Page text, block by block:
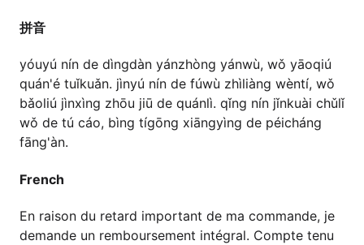
拼音
yóuyú nín de dìngdàn yánzhòng yánwù, wǒ yāoqiú
quán'é tuǐkuǎn. jìnyú nín de fúwù zhìliàng wèntí, wǒ
bǎoliú jìnxìng zhōu jiū de quánlì. qǐng nín jǐnkuài chǔlǐ
wǒ de tú cáo, bìng tígōng xiāngyìng de péicháng
fāng'àn.
French
En raison du retard important de ma commande, je
demande un remboursement intégral. Compte tenu